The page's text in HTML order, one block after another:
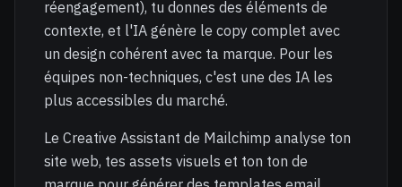
réengagement), tu donnes des éléments de
contexte, et l'IA génère le copy complet avec
un design cohérent avec ta marque. Pour les
équipes non-techniques, c'est une des IA les
plus accessibles du marché.
Le Creative Assistant de Mailchimp analyse ton
site web, tes assets visuels et ton ton de